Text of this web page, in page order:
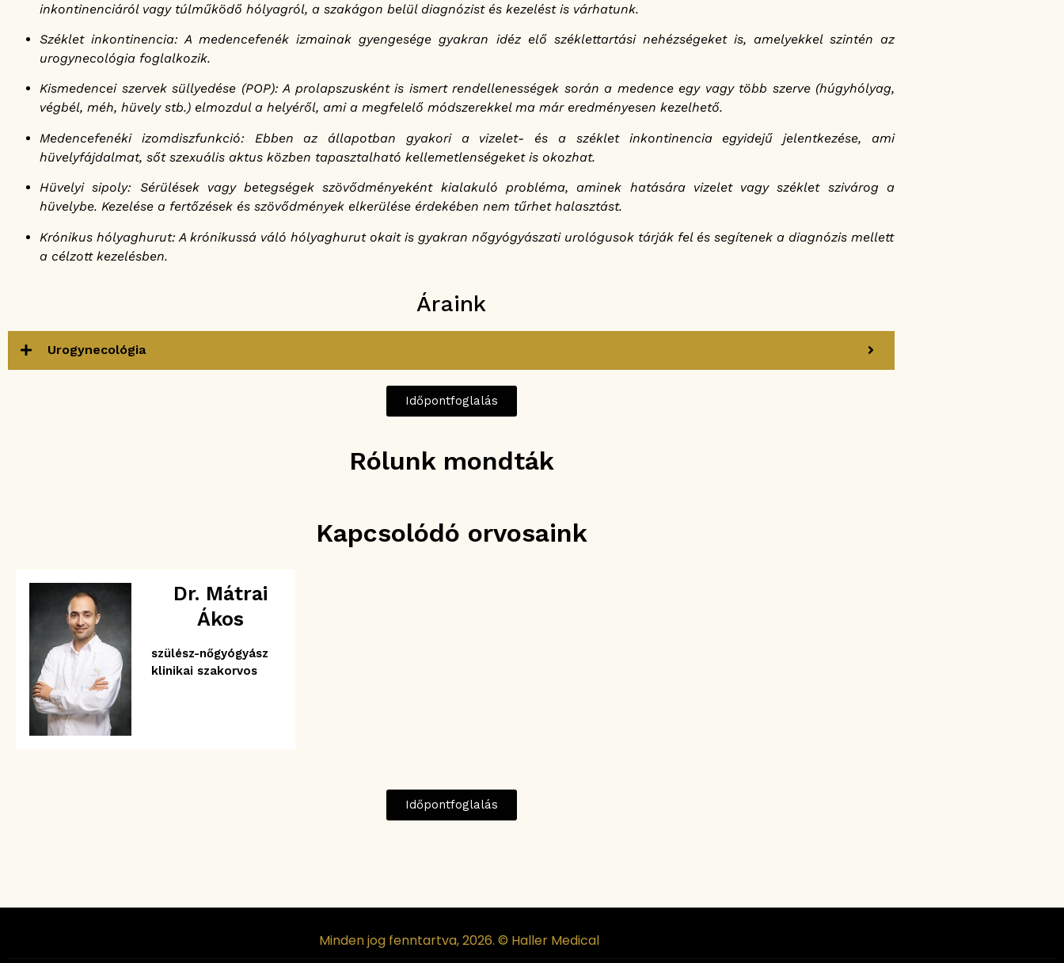
inkontinenciáról vagy túlműködő hólyagról, a szakágon belül diagnózist és kezelést is várhatunk.
Széklet inkontinencia: A medencefenék izmainak gyengesége gyakran idéz elő széklettartási nehézségeket is, amelyekkel szintén az
urogynecológia foglalkozik.
Kismedencei szervek süllyedése (POP): A prolapszusként is ismert rendellenességek során a medence egy vagy több szerve (húgyhólyag,
végbél, méh, hüvely stb.) elmozdul a helyéről, ami a megfelelő módszerekkel ma már eredményesen kezelhető.
Medencefenéki izomdiszfunkció: Ebben az állapotban gyakori a vizelet- és a széklet inkontinencia egyidejű jelentkezése, ami
hüvelyfájdalmat, sőt szexuális aktus közben tapasztalható kellemetlenségeket is okozhat.
Hüvelyi sipoly: Sérülések vagy betegségek szövődményeként kialakuló probléma, aminek hatására vizelet vagy széklet szivárog a
hüvelybe. Kezelése a fertőzések és szövődmények elkerülése érdekében nem tűrhet halasztást.
Krónikus hólyaghurut: A krónikussá váló hólyaghurut okait is gyakran nőgyógyászati urológusok tárják fel és segítenek a diagnózis mellett
a célzott kezelésben.
Áraink
Urogynecológia
Időpontfoglalás
Rólunk mondták
Kapcsolódó orvosaink
Dr. Mátrai
Ákos
szülész-nőgyógyász
klinikai szakorvos
Időpontfoglalás
Minden jog fenntartva, 2026. © Haller Medical